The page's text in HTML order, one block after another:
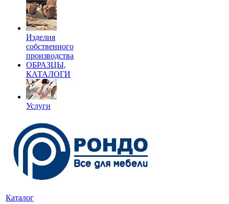
Изделия
собственного
производства
ОБРАЗЦЫ,
КАТАЛОГИ
Услуги
Каталог